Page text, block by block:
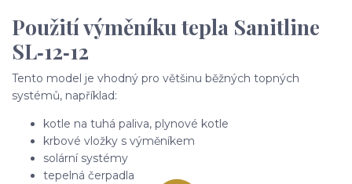
Použití výměníku tepla Sanitline
SL‑12‑12
Tento model je vhodný pro většinu běžných topných
systémů, například:
kotle na tuhá paliva, plynové kotle
krbové vložky s výměníkem
solární systémy
tepelná čerpadla